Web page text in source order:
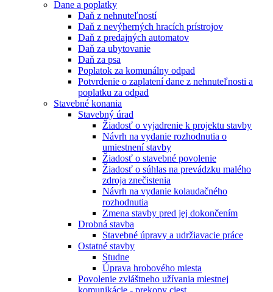
Dane a poplatky
Daň z nehnuteľností
Daň z nevýherných hracích prístrojov
Daň z predajných automatov
Daň za ubytovanie
Daň za psa
Poplatok za komunálny odpad
Potvrdenie o zaplatení dane z nehnuteľnosti a
poplatku za odpad
Stavebné konania
Stavebný úrad
Žiadosť o vyjadrenie k projektu stavby
Návrh na vydanie rozhodnutia o
umiestnení stavby
Žiadosť o stavebné povolenie
Žiadosť o súhlas na prevádzku malého
zdroja znečistenia
Návrh na vydanie kolaudačného
rozhodnutia
Zmena stavby pred jej dokončením
Drobná stavba
Stavebné úpravy a udržiavacie práce
Ostatné stavby
Studne
Úprava hrobového miesta
Povolenie zvláštneho užívania miestnej
komunikácie - prekopy ciest